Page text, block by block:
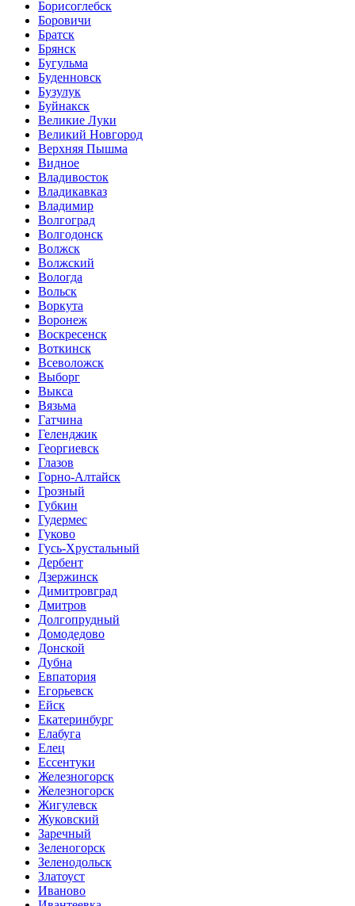
Борисоглебск
Боровичи
Братск
Брянск
Бугульма
Буденновск
Бузулук
Буйнакск
Великие Луки
Великий Новгород
Верхняя Пышма
Видное
Владивосток
Владикавказ
Владимир
Волгоград
Волгодонск
Волжск
Волжский
Вологда
Вольск
Воркута
Воронеж
Воскресенск
Воткинск
Всеволожск
Выборг
Выкса
Вязьма
Гатчина
Геленджик
Георгиевск
Глазов
Горно-Алтайск
Грозный
Губкин
Гудермес
Гуково
Гусь-Хрустальный
Дербент
Дзержинск
Димитровград
Дмитров
Долгопрудный
Домодедово
Донской
Дубна
Евпатория
Егорьевск
Ейск
Екатеринбург
Елабуга
Елец
Ессентуки
Железногорск
Железногорск
Жигулевск
Жуковский
Заречный
Зеленогорск
Зеленодольск
Златоуст
Иваново